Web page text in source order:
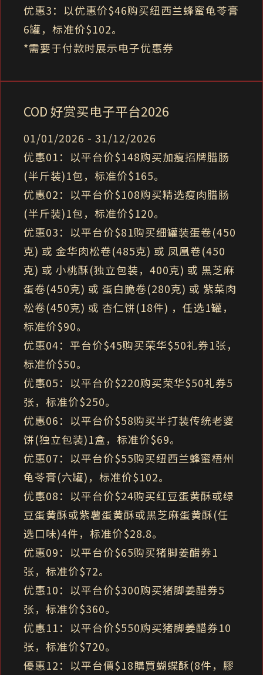
优惠3：以优惠价$46购买纽西兰蜂蜜龟苓膏
6罐，标准价$102。
*需要于付款时展示电子优惠券
COD 好赏买电子平台2026
01/01/2026 - 31/12/2026
优惠01：以平台价$148购买加瘦招牌腊肠
(半斤装)1包，标准价$165。
优惠02：以平台价$108购买精选瘦肉腊肠
(半斤装)1包，标准价$120。
优惠03：以平台价$81购买细罐装蛋卷(450
克) 或 金华肉松卷(485克) 或 凤凰卷(450
克) 或 小桃酥(独立包装，400克) 或 黑芝麻
蛋卷(450克) 或 蛋白脆卷(280克) 或 紫菜肉
松卷(450克) 或 杏仁饼(18件) ，任选1罐，
标准价$90。
优惠04：平台价$45购买荣华$50礼券1张，
标准价$50。
优惠05：以平台价$220购买荣华$50礼券5
张，标准价$250。
优惠06：以平台价$58购买半打装传统老婆
饼(独立包装)1盒，标准价$69。
优惠07：以平台价$55购买纽西兰蜂蜜梧州
龟苓膏(六罐)，标准价$102。
优惠08：以平台价$24购买红豆蛋黄酥或绿
豆蛋黄酥或紫薯蛋黄酥或黑芝麻蛋黄酥(任
选口味)4件，标准价$28.8。
优惠09：以平台价$65购买猪脚姜醋券1
张，标准价$72。
优惠10：以平台价$300购买猪脚姜醋券5
张，标准价$360。
优惠11：以平台价$550购买猪脚姜醋券10
张，标准价$720。
優惠12：以平台價$18購買蝴蝶酥(8件，膠